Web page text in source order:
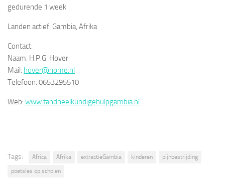
gedurende 1 week
Landen actief: Gambia, Afrika
Contact:
Naam: H.P.G. Hover
Mail: hover@home.nl
Telefoon: 0653295510
Web: www.tandheelkundigehulpgambia.nl
Tags: Africa Afrika extractieGambia kinderen
pijnbestrijding
poetsles op scholen